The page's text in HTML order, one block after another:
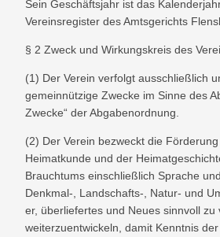
Sein Geschäftsjahr ist das
Vereinsregister des Amtsgerichts
§ 2 Zweck und Wirkungskreis des
(1) Der Verein verfolgt ausschließlich
gemeinnützige Zwecke im Sinne des
Zwecke“ der Abgabenordnung.
(2) Der Verein bezweckt die
Heimatkunde und der
Brauchtums einschließlich Sprache
Denkmal-, Landschafts-, Natur- und
er, überliefertes und Neues sinnvoll
weiterzuentwickeln, damit Kenntnis